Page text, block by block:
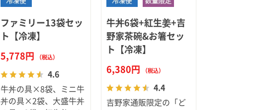
ファミリー13袋セッ
ト【冷凍】
5,778円
（税込）
4.6
牛丼の具×8袋、ミニ牛
丼の具×2袋、大盛牛丼
牛丼6袋+紅生姜+吉
野家茶碗&お箸セッ
ト【冷凍】
6,380円
（税込）
4.4
吉野家通販限定の「ど